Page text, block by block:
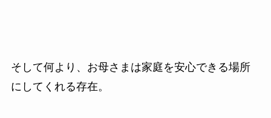
そして何より、お母さまは家庭を安心できる場所
にしてくれる存在。